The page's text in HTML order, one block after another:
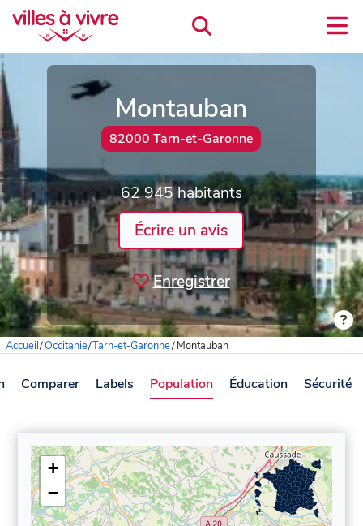
Montauban
82000 Tarn-et-Garonne
62 945 habitants
Écrire un avis
Enregistrer
Accueil/Occitanie/Tarn-et-Garonne/Montauban
Comparer Labels Population Éducation Sécurité
+
−